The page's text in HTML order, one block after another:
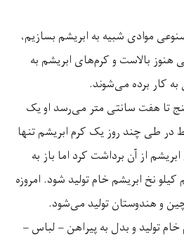
موادی شبیه به ابریشم بسازیم،
هنوز بالاست و کرم‌های ابریشم به
کار برده می‌شوند.
تا هفت سانتی متر می‌رسد او یک
در طی چند روز یک کرم ابریشم تنها
از آن برداشت کرد اما باز به
کیلو نخ ابریشم خام تولید شود. امروزه
و هندوستان تولید می‌شود.
خام تولید و بدل به پیراهن – لباس –